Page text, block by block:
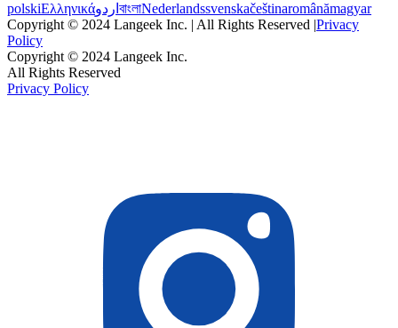
polskiΕλληνικάاردو বাংলাNederlandssvenskačeštinaromânămagyar
Copyright © 2024 Langeek Inc. | All Rights Reserved |Privacy
Policy
Copyright © 2024 Langeek Inc.
All Rights Reserved
Privacy Policy